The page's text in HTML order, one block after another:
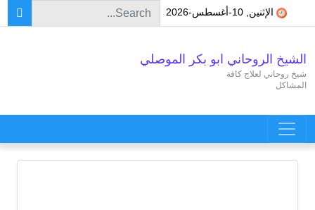
Skip to content
الإثنين, 10-أغسطس-2026
Search for:
الشيخ الروحاني ابو بكر الموصلي
شيخ روحاني لعلاج كافة
المشاكل
Main Navigation